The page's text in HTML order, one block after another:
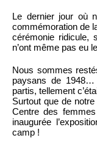
Le dernier jour où
commémoration de
cérémonie ridicule,
n’ont même pas eu
Nous sommes
paysans de 1948…
partis, tellement
Surtout que de
Centre des
inaugurée
camp !